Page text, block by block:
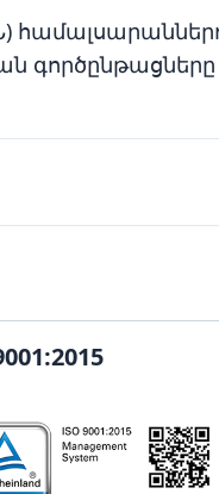
գործընթացները